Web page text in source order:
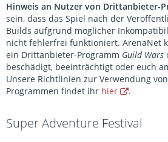
Hinweis an Nutzer von Drittanbieter-
sein, dass das Spiel nach der
Builds aufgrund möglicher
nicht fehlerfrei funktioniert. ArenaNet
ein Drittanbieter-Programm Guild Wars
beschädigt, beeinträchtigt oder euch
Unsere Richtlinien zur Verwendung
Programmen findet ihr hier .
Super Adventure Festival